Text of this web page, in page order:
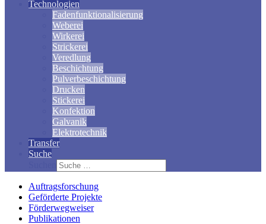
Technologien
Fadenfunktionalisierung
Weberei
Wirkerei
Strickerei
Veredlung
Beschichtung
Pulverbeschichtung
Drucken
Stickerei
Konfektion
Galvanik
Elektrotechnik
Transfer
Suche
Auftragsforschung
Geförderte Projekte
Förderwegweiser
Publikationen